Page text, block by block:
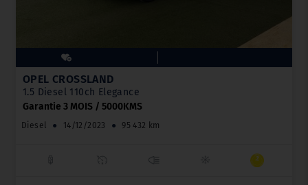
OPEL CROSSLAND
1.5 Diesel 110ch Elegance
Garantie 3 MOIS / 5000KMS
Diesel ● 14/12/2023 ● 95 432 km